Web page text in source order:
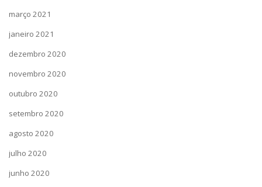
março 2021
janeiro 2021
dezembro 2020
novembro 2020
outubro 2020
setembro 2020
agosto 2020
julho 2020
junho 2020